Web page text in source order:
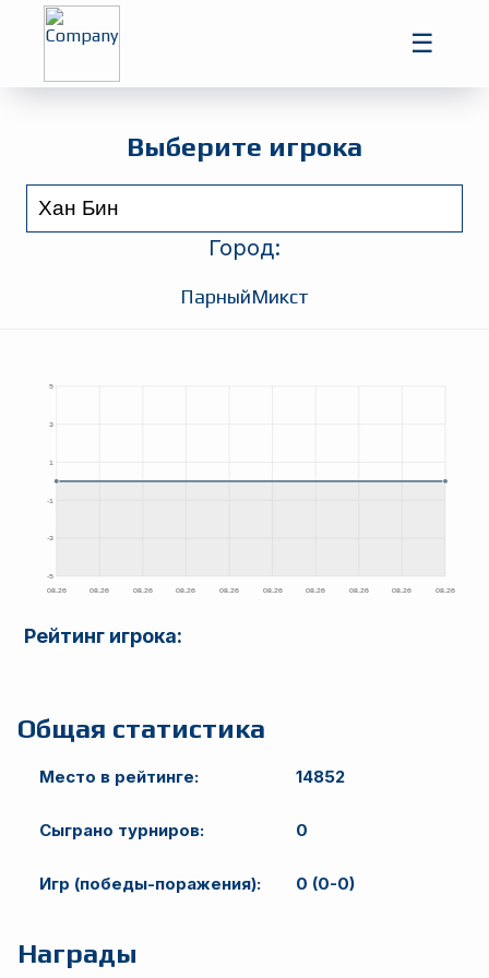
☰
Выберите игрока
Город:
ПарныйМикст
Рейтинг игрока:
Общая статистика
Место в рейтинге: 14852
Сыграно турниров: 0
Игр (победы-поражения): 0 (0-0)
Награды